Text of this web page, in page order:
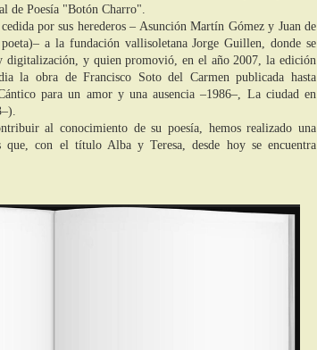
de Poesía "Botón Charro".
por sus herederos – Asunción Martín Gómez y Juan de
a la fundación vallisoletana Jorge Guillen, donde se
digitalización, y quien promovió, en el año 2007, la edición
la obra de Francisco Soto del Carmen publicada hasta
para un amor y una ausencia –1986–, La ciudad en
al conocimiento de su poesía, hemos realizado una
que, con el título Alba y Teresa, desde hoy se encuentra